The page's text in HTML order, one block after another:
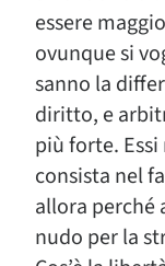
essere
ovunque si
sanno la
diritto, e
più forte.
consista nel
allora perché
nudo per la